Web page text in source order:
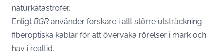
naturkatastrofer.
Enligt BGR använder forskare i allt större utsträckning
fiberoptiska kablar för att övervaka rörelser i mark och
hav i realtid.